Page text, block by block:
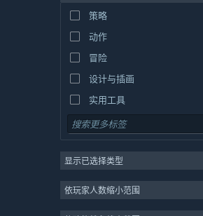
策略
动作
冒险
设计与插画
实用工具
免费开玩
大型多人在线
独立
显示已选择类型
依玩家人数缩小范围